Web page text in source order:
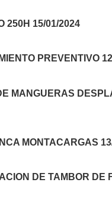
250H 15/01/2024
PREVENTIVO
MANGUERAS
MONTACARGAS
DE TAMBOR DE